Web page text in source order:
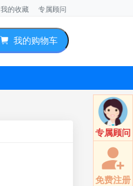
我的收藏 专属顾问
我的购物车
专属顾问
免费注册